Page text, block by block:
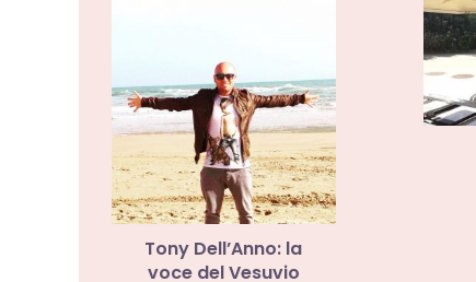
Tony Dell’Anno: la
voce del Vesuvio